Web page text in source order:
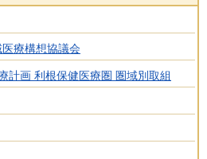
療構想協議会
計画 利根保健医療圏 圏域別取組